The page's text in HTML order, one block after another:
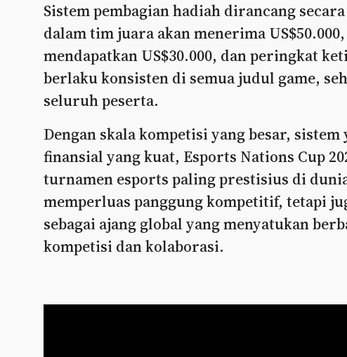
Sistem pembagian hadiah dirancang
dalam tim juara akan menerima
mendapatkan US$30.000, dan peringkat
berlaku konsisten di semua judul game,
seluruh peserta.
Dengan skala kompetisi yang besar,
finansial yang kuat, Esports Nations Cup
turnamen esports paling prestisius di
memperluas panggung kompetitif, tetapi
sebagai ajang global yang menyatukan
kompetisi dan kolaborasi.